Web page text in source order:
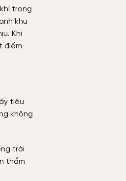
trong
khu
Khi
điểm
tiêu
không
trời
thẩm